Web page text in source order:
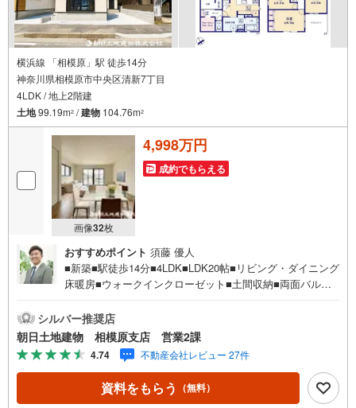
横浜線 「相模原」駅 徒歩14分
神奈川県相模原市中央区清新7丁目
4LDK / 地上2階建
土地99.19m2 /建物 104.76m2
画像32枚
4,998万円
成約でもらえる
おすすめポイント 須藤 優人
■新築■駅徒歩14分■4LDK■LDK20帖■リビング・ダイニング
床暖房■ウォークインクローゼット■土間収納■両面バルコ
電話が繋がりやすくなっております。人気物件には特に問
い合わせが集中するため、お早めにお電話ください。「室
内・現地を見学する」ボタンよりご予約いただくとご見学
がスムーズです。【創業42周年の実績】弊社は1985年町田
にて開業し、東京・神奈川・埼玉エリアに13店舗展開して
おります。契約件数5万件を突破し、数多くの実績を積むこ
シルバー推奨店
朝日土地建物 相模原支店 営業2課
4.74 不動産会社レビュー 27件
資料をもらう （無料）